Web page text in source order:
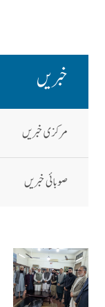
خبریں
مرکزی خبریں
صوبائی خبریں